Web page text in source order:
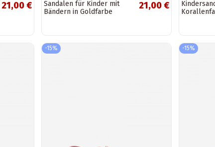
21,00 €
Sandalen für Kinder mit
Bändern in Goldfarbe
21,00 €
-15% -15%